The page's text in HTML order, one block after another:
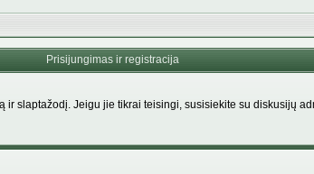
Prisijungimas ir registracija
slaptažodį. Jeigu jie tikrai teisingi, susisiekite su diskusijų